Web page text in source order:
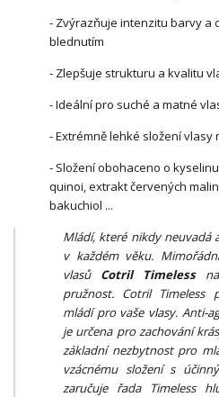
- Zvýrazňuje intenzitu barvy a
blednutím
- Zlepšuje strukturu a kvalitu
- Ideální pro suché a matné
- Extrémně lehké složení
- Složení obohaceno o
quinoi, extrakt červených
bakuchiol ...
Mládí, které nikdy neuvadá
v každém věku.
vlasů Cotril Timeless
pružnost. Cotril Timeless
mládí pro vaše vlasy. Anti-
je určena pro zachování
základní nezbytnost pro
vzácnému složení s
zaručuje řada Timeless